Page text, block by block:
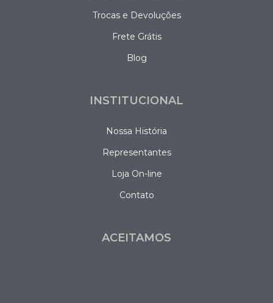
Trocas e Devoluções
Frete Grátis
Blog
INSTITUCIONAL
Nossa História
Representantes
Loja On-line
Contato
ACEITAMOS